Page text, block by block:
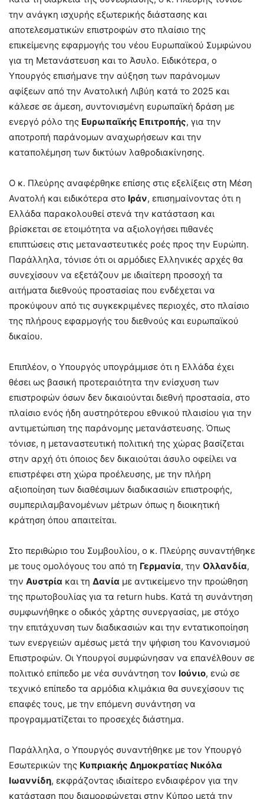
την ανάγκη ισχυρής εξωτερικής διάστασης και
αποτελεσματικών επιστροφών στο πλαίσιο της
επικείμενης εφαρμογής του νέου Ευρωπαϊκού Συμφώνου
για τη Μετανάστευση και το Άσυλο. Ειδικότερα, ο
Υπουργός επισήμανε την αύξηση των παράνομων
αφίξεων από την Ανατολική Λιβύη κατά το 2025 και
κάλεσε σε άμεση, συντονισμένη ευρωπαϊκή δράση με
ενεργό ρόλο της Ευρωπαϊκής Επιτροπής, για την
αποτροπή παράνομων αναχωρήσεων και την
καταπολέμηση των δικτύων λαθροδιακίνησης.
Ο κ. Πλεύρης αναφέρθηκε επίσης στις εξελίξεις στη Μέση
Ανατολή και ειδικότερα στο Ιράν, επισημαίνοντας ότι η
Ελλάδα παρακολουθεί στενά την κατάσταση και
βρίσκεται σε ετοιμότητα να αξιολογήσει πιθανές
επιπτώσεις στις μεταναστευτικές ροές προς την Ευρώπη.
Παράλληλα, τόνισε ότι οι αρμόδιες Ελληνικές αρχές θα
συνεχίσουν να εξετάζουν με ιδιαίτερη προσοχή τα
αιτήματα διεθνούς προστασίας που ενδέχεται να
προκύψουν από τις συγκεκριμένες περιοχές, στο πλαίσιο
της πλήρους εφαρμογής του διεθνούς και ευρωπαϊκού
δικαίου.
Επιπλέον, ο Υπουργός υπογράμμισε ότι η Ελλάδα έχει
θέσει ως βασική προτεραιότητα την ενίσχυση των
επιστροφών όσων δεν δικαιούνται διεθνή προστασία, στο
πλαίσιο ενός ήδη αυστηρότερου εθνικού πλαισίου για την
αντιμετώπιση της παράνομης μετανάστευσης. Όπως
τόνισε, η μεταναστευτική πολιτική της χώρας βασίζεται
στην αρχή ότι όποιος δεν δικαιούται άσυλο οφείλει να
επιστρέφει στη χώρα προέλευσης, με την πλήρη
αξιοποίηση των διαθέσιμων διαδικασιών επιστροφής,
συμπεριλαμβανομένων μέτρων όπως η διοικητική
κράτηση όπου απαιτείται.
Στο περιθώριο του Συμβουλίου, ο κ. Πλεύρης συναντήθηκε
με τους ομολόγους του από τη Γερμανία, την Ολλανδία,
την Αυστρία και τη Δανία με αντικείμενο την προώθηση
της πρωτοβουλίας για τα return hubs. Κατά τη συνάντηση
συμφωνήθηκε ο οδικός χάρτης συνεργασίας, με στόχο
την επιτάχυνση των διαδικασιών και την εντατικοποίηση
των ενεργειών αμέσως μετά την ψήφιση του Κανονισμού
Επιστροφών. Οι Υπουργοί συμφώνησαν να επανέλθουν σε
πολιτικό επίπεδο με νέα συνάντηση τον Ιούνιο, ενώ σε
τεχνικό επίπεδο τα αρμόδια κλιμάκια θα συνεχίσουν τις
επαφές τους, με την επόμενη συνάντηση να
προγραμματίζεται το προσεχές διάστημα.
Παράλληλα, ο Υπουργός συναντήθηκε με τον Υπουργό
Εσωτερικών της Κυπριακής Δημοκρατίας Νικόλα
Ιωαννίδη, εκφράζοντας ιδιαίτερο ενδιαφέρον για την
κατάσταση που διαμορφώνεται στην Κύπρο μετά την